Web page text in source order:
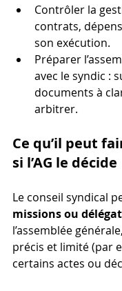
Contrôler la
contrats,
son exécution.
Préparer
avec le syndic :
documents à
arbitrer.
Ce qu’il peut
si l’AG le décide
Le conseil syndical
missions ou
l’assemblée
précis et limité (par
certains actes ou